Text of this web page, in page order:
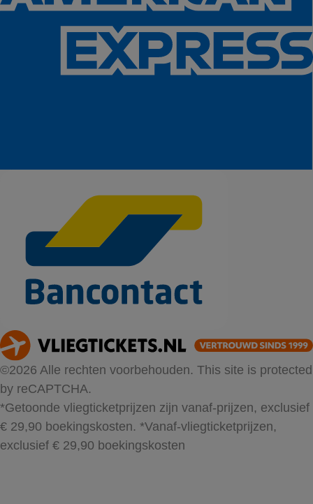
©2026 Alle rechten voorbehouden. This site is protected
by reCAPTCHA.
*Getoonde vliegticketprijzen zijn vanaf-prijzen, exclusief
€ 29,90 boekingskosten. *Vanaf-vliegticketprijzen,
exclusief € 29,90 boekingskosten